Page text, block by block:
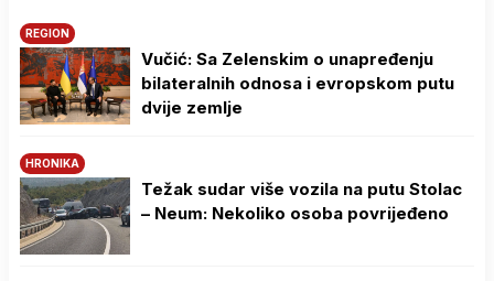
REGION
Vučić: Sa Zelenskim o unapređenju
bilateralnih odnosa i evropskom putu
dvije zemlje
HRONIKA
Težak sudar više vozila na putu Stolac
– Neum: Nekoliko osoba povrijeđeno